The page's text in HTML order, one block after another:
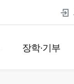
장학·기부